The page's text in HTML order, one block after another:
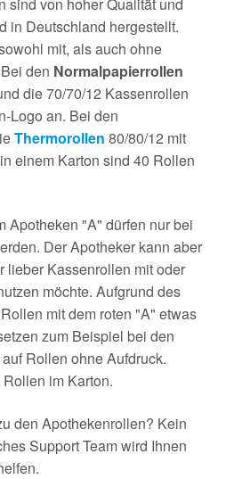
in Deutschland hergestellt.
mit, als auch ohne
den Normalpapierrollen
die 70/70/12 Kassenrollen
Logo an. Bei den
Thermorollen 80/80/12 mit
einem Karton sind 40 Rollen
Apotheken "A" dürfen nur bei
Der Apotheker kann aber
lieber Kassenrollen mit oder
möchte. Aufgrund des
mit dem roten "A" etwas
zum Beispiel bei den
auf Rollen ohne Aufdruck.
im Karton.
den Apothekenrollen? Kein
Support Team wird Ihnen